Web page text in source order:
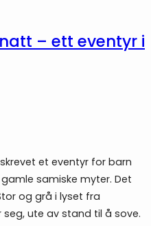
– ett eventyr i
et eventyr for barn
samiske myter. Det
og grå i lyset fra
seg, ute av stand til å sove.